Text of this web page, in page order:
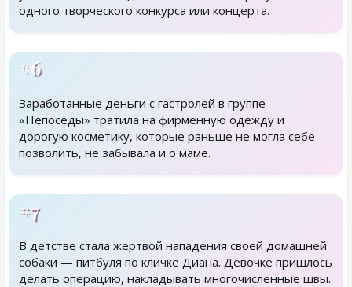
одного творческого конкурса или концерта.
#6
Заработанные деньги с гастролей в группе
«Непоседы» тратила на фирменную одежду и
дорогую косметику, которые раньше не могла себе
позволить, не забывала и о маме.
#7
В детстве стала жертвой нападения своей домашней
собаки — питбуля по кличке Диана. Девочке пришлось
делать операцию, накладывать многочисленные швы.